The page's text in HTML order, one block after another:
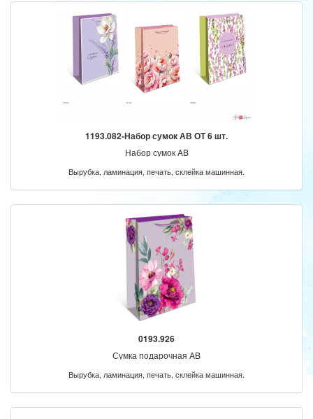
1193.082-Набор сумок АВ ОТ 6 шт.
Набор сумок AB
Вырубка, ламинация, печать, склейка машинная.
0193.926
Сумка подарочная AB
Вырубка, ламинация, печать, склейка машинная.